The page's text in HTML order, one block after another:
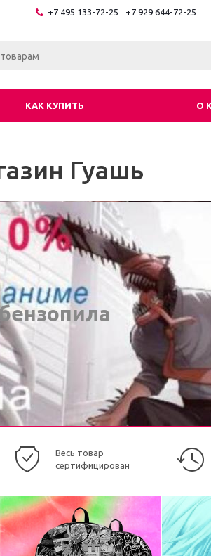
+7 495 133-72-25 +7 929 644-72-25
КАК КУПИТЬ О
Гуашь
Весь товар
сертифицирован